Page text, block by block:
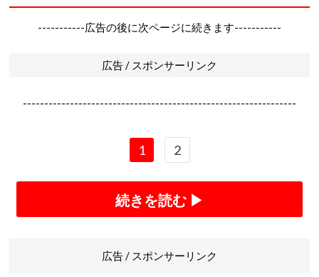
-----------広告の後に次ページに続きます-----------
広告 / スポンサーリンク
----------------------------------------------------------------
1 2
続きを読む ▶
広告 / スポンサーリンク